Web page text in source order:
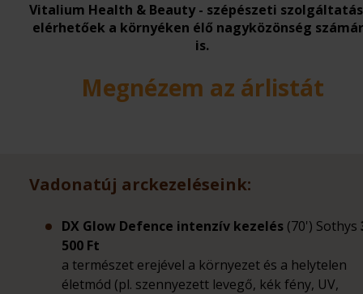
Vitalium Health & Beauty - szépészeti
elérhetőek a környéken élő nagyközönség
is.
Megnézem az árlistát
Vadonatúj arckezeléseink:
DX Glow Defence intenzív kezelés (70') Sothys
500 Ft
a természet erejével a környezet és a helytelen
életmód (pl. szennyezett levegő, kék fény, UV,